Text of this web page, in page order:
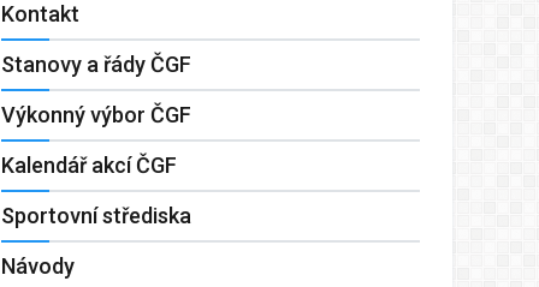
Kontakt
Stanovy a řády ČGF
Výkonný výbor ČGF
Kalendář akcí ČGF
Sportovní střediska
Návody